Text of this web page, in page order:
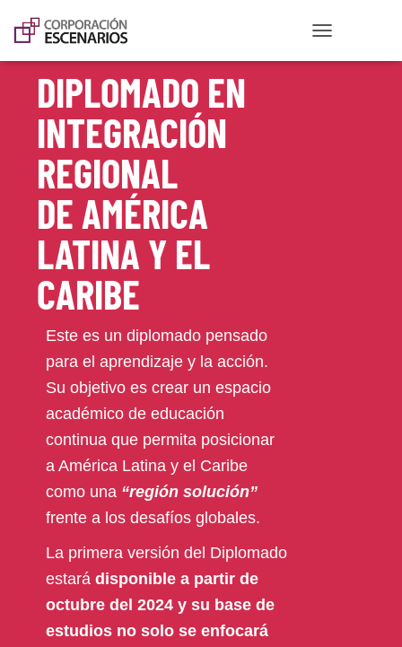
DIPLOMADO EN
INTEGRACIÓN
REGIONAL
DE AMÉRICA
LATINA Y EL
CARIBE
Este es un diplomado pensado
para el aprendizaje y la acción.
Su objetivo es crear un espacio
académico de educación
continua que permita posicionar
a América Latina y el Caribe
como una “región solución”
frente a los desafíos globales.
La primera versión del Diplomado
estará disponible a partir de
octubre del 2024 y su base de
estudios no solo se enfocará